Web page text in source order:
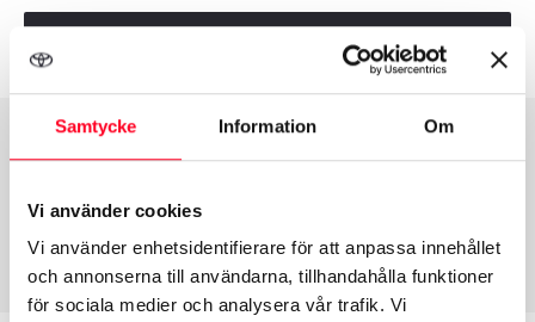
Samtycke Information Om
Vi använder cookies
Vi använder enhetsidentifierare för att anpassa innehållet
och annonserna till användarna, tillhandahålla funktioner
för sociala medier och analysera vår trafik. Vi
Däcktyp Däckstorlek
1625